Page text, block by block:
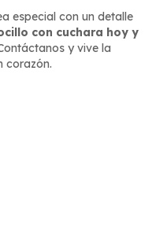
especial con un detalle
con cuchara hoy y
y vive la
corazón.